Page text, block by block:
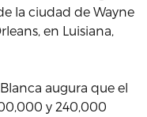
la ciudad de Wayne
en Luisiana,
augura que el
y 240,000